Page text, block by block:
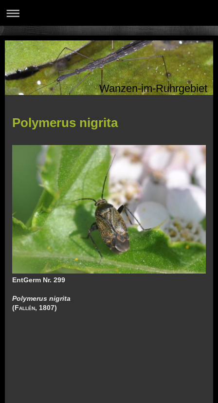
Wanzen-im-Ruhrgebiet
Polymerus nigrita
EntGerm Nr. 299
Polymerus nigrita
(Fallén, 1807)